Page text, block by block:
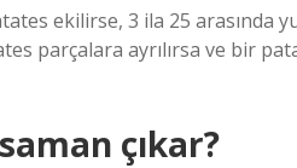
ekilirse, 3 ila 25 arasında
parçalara ayrılırsa ve bir
çıkar?